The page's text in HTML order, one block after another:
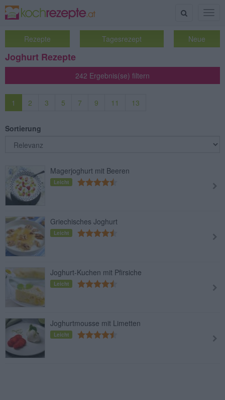
Suche
Rezepte Tagesrezept Neue
Joghurt Rezepte
242 Ergebnis(se) filtern
1 2 3 5 7 9 11 13
Sortierung
Magerjoghurt mit Beeren
Leicht
Griechisches Joghurt
Leicht
Joghurt-Kuchen mit Pfirsiche
Leicht
Joghurtmousse mit Limetten
Leicht